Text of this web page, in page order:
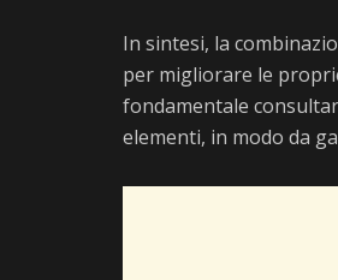
In sintesi, la
per migliorare le
fondamentale
elementi, in modo da